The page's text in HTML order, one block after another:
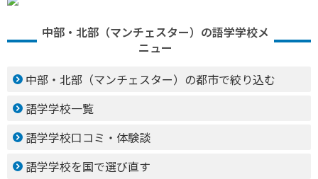
中部・北部（マンチェスター）の語学学校メ
ニュー
中部・北部（マンチェスター）の都市で絞り込む
語学学校一覧
語学学校口コミ・体験談
語学学校を国で選び直す